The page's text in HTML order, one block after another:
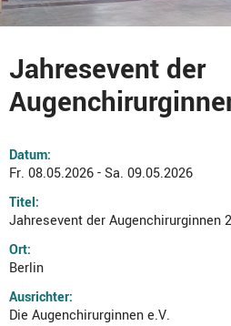
Jahresevent der
Datum:
Fr. 08.05.2026 - Sa. 09.05.2026
Titel:
Jahresevent der Augenchirurginnen
Ort:
Berlin
Ausrichter:
Die Augenchirurginnen e.V.